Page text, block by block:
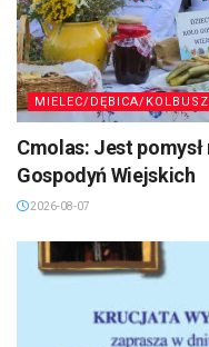
MIELEC/DĘBICA/
Cmolas: Jest
Gospodyń Wiejskich
2026-08-07